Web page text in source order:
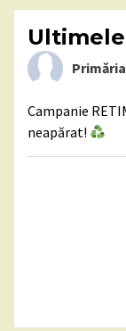
Campanie
neapărat!